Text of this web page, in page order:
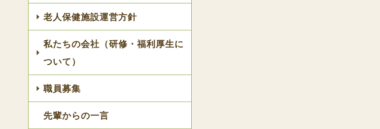
老人保健施設運営方針
私たちの会社（研修・福利厚生に
ついて）
職員募集
先輩からの一言